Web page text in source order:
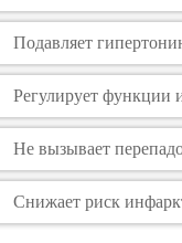
Подавляет
Регулирует функции
Не вызывает
Снижает риск